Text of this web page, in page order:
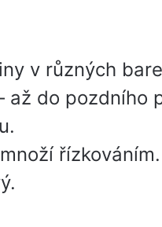
v různých
až do pozdního
řízkováním.